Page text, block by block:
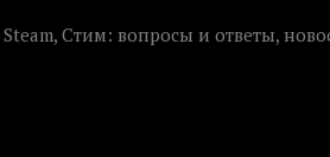
Стим: вопросы и ответы,